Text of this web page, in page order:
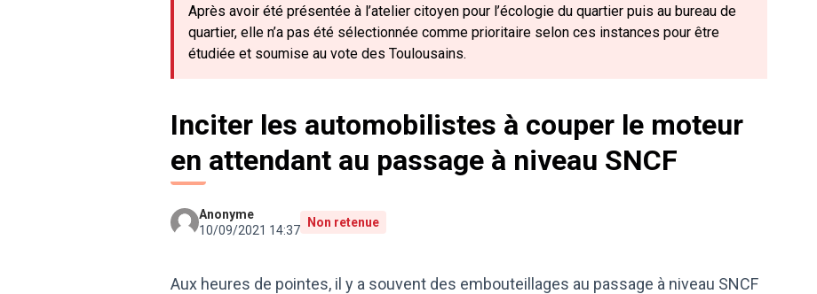
Après avoir été présentée à l’atelier citoyen pour l’écologie du quartier puis au bureau de
quartier, elle n’a pas été sélectionnée comme prioritaire selon ces instances pour être
étudiée et soumise au vote des Toulousains.
Inciter les automobilistes à couper le moteur
en attendant au passage à niveau SNCF
Anonyme
10/09/2021 14:37
Non retenue
Aux heures de pointes, il y a souvent des embouteillages au passage à niveau SNCF